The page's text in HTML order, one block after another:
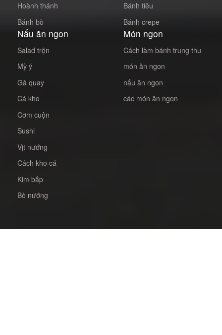
Hoành thánh
Bánh bò
Bánh tiêu
Bánh crepe
Nấu ăn ngon
Salad trộn
Mỳ ý
Gà quay
Cá kho
Cơm cuộn
Sushi
Vịt nướng
Cách kho cá
Kim bắp
Bò nướng
Món ngon
Cách làm bánh trung thu
món ăn ngon
nấu ăn ngon
các món ăn ngon